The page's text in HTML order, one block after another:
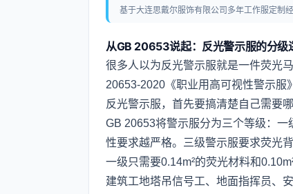
基于大连思戴尔服饰有限公司多年工作服定制
从GB 20653说起：反光警示服的分级
很多人以为反光警示服就是一件荧光
20653-2020《职业用高可视性警示服
反光警示服，首先要搞清楚自己需要哪
GB 20653将警示服分为三个等级：
性要求越严格。三级警示服要求荧光
一级只需要0.14m²的荧光材料和
建筑工地塔吊信号工、地面指挥员、